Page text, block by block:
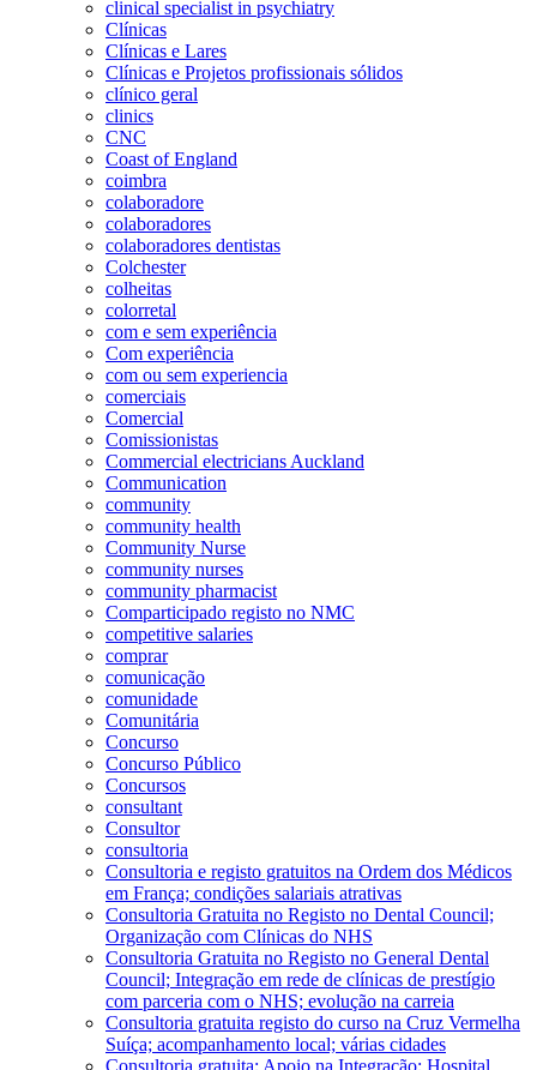
clinical specialist in psychiatry
Clínicas
Clínicas e Lares
Clínicas e Projetos profissionais sólidos
clínico geral
clinics
CNC
Coast of England
coimbra
colaboradore
colaboradores
colaboradores dentistas
Colchester
colheitas
colorretal
com e sem experiência
Com experiência
com ou sem experiencia
comerciais
Comercial
Comissionistas
Commercial electricians Auckland
Communication
community
community health
Community Nurse
community nurses
community pharmacist
Comparticipado registo no NMC
competitive salaries
comprar
comunicação
comunidade
Comunitária
Concurso
Concurso Público
Concursos
consultant
Consultor
consultoria
Consultoria e registo gratuitos na Ordem dos Médicos
em França; condições salariais atrativas
Consultoria Gratuita no Registo no Dental Council;
Organização com Clínicas do NHS
Consultoria Gratuita no Registo no General Dental
Council; Integração em rede de clínicas de prestígio
com parceria com o NHS; evolução na carreia
Consultoria gratuita registo do curso na Cruz Vermelha
Suíça; acompanhamento local; várias cidades
Consultoria gratuita; Apoio na Integração; Hospital